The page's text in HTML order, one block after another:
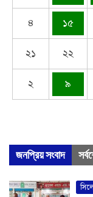
৪ ১৫
২১ ২২
২ ৯
জনপ্রিয় সংবাদ